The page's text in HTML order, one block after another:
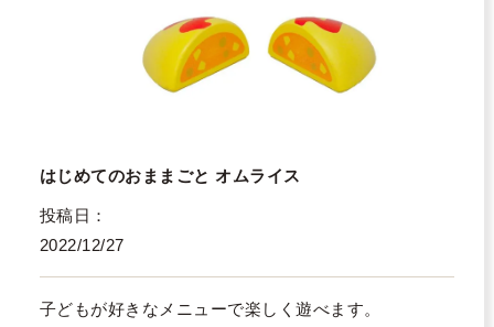
はじめてのおままごと オムライス
投稿日
2022/12/27
子どもが好きなメニューで楽しく遊べます。